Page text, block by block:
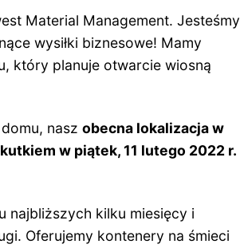
Material Management. Jesteśmy
wysiłki biznesowe! Mamy
który planuje otwarcie wiosną
naszobecna lokalizacja w
w piątek, 11 lutego 2022 r.
najbliższych kilku miesięcy i
Oferujemy kontenery na śmieci